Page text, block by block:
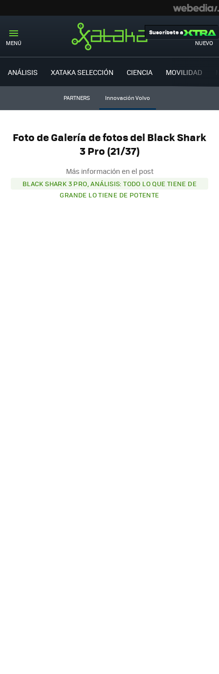
MENÚ NUEVO
Suscríbete a
ANÁLISIS XATAKA SELECCIÓN CIENCIA MOVILIDAD
PARTNERS Innovación Volvo
Foto de Galería de fotos del Black Shark
3 Pro (21/37)
Más información en el post
BLACK SHARK 3 PRO, ANÁLISIS: TODO LO QUE TIENE DE
GRANDE LO TIENE DE POTENTE